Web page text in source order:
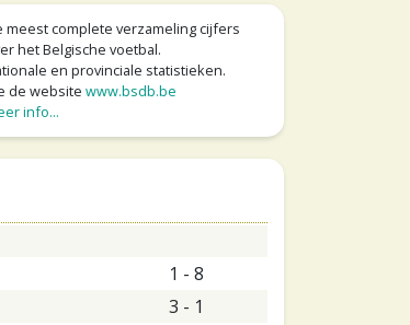
meest complete verzameling cijfers
het Belgische voetbal.
en provinciale statistieken.
de website www.bsdb.be
info...
1 - 8
3 - 1